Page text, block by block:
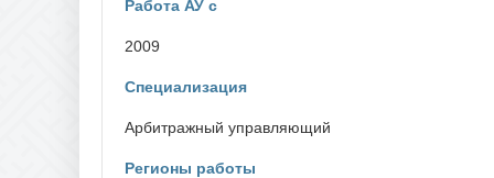
Забайкальский край
И
Иркутская область
Работа АУ с
2009
Специализация
Арбитражный управляющий
Регионы работы